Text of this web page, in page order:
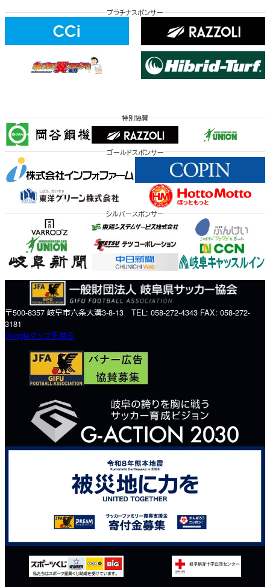
プラチナスポンサー
特別協賛
ゴールドスポンサー
シルバースポンサー
〒500-8357 岐阜市六条大溝3-8-13 TEL: 058-272-4343 FAX: 058-272-
3181
Googleマップを見る